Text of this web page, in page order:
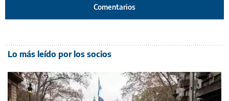
Comentarios
Lo más leído por los socios